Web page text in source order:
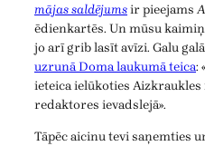
mājas saldējumsir pieejams
ēdienkartēs. Un mūsu
jo arī grib lasīt avīzi. Galu
uzrunā Doma laukumā teica:
ieteica ielūkoties Aizkraukles
redaktores ievadslejā».
Tāpēc aicinu tevi saņemties